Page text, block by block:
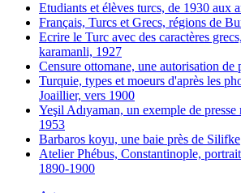
Etudiants et élèves turcs, de 1930 aux
Français, Turcs et Grecs, régions de
Ecrire le Turc avec des caractères
karamanli, 1927
Censure ottomane, une autorisation de
Turquie, types et moeurs d'après les
Joaillier, vers 1900
Yeşil Adıyaman, un exemple de
1953
Barbaros koyu, une baie près de Silifke
Atelier Phébus, Constantinople,
1890-1900